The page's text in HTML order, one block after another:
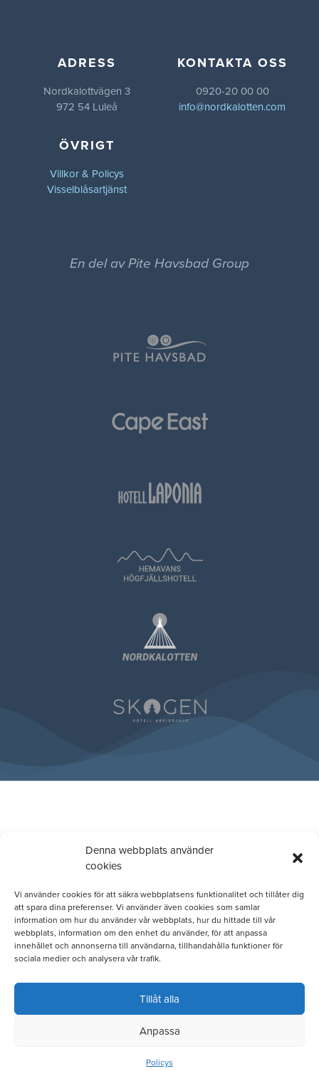
Denna webbplats använder
cookies
Vi använder cookies för att säkra webbplatsens funktionalitet och tillåter dig
att spara dina preferenser. Vi använder även cookies som samlar
information om hur du använder vår webbplats, hur du hittade till vår
webbplats, information om den enhet du använder, för att anpassa
innehållet och annonserna till användarna, tillhandahålla funktioner för
sociala medier och analysera vår trafik.
Tillåt alla
Anpassa
Policys
ADRESS
Nordkalottvägen 3
972 54 Luleå
KONTAKTA OSS
0920-20 00 00
info@nordkalotten.com
ÖVRIGT
Villkor & Policys
Visselblåsartjänst
En del av Pite Havsbad Group